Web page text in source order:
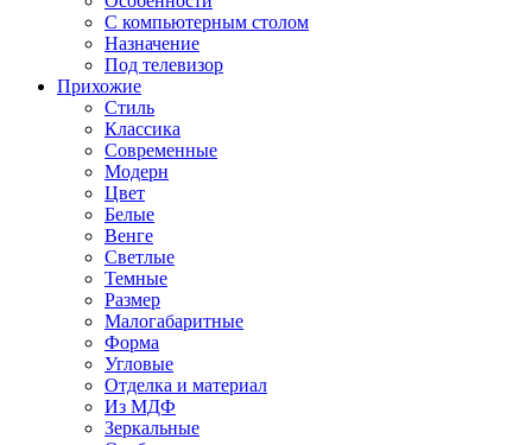
С компьютерным столом
Назначение
Под телевизор
Прихожие
Стиль
Классика
Современные
Модерн
Цвет
Белые
Венге
Светлые
Темные
Размер
Малогабаритные
Форма
Угловые
Отделка и материал
Из МДФ
Зеркальные